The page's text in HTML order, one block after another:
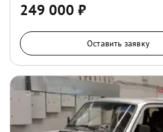
249 000 ₽
Оставить заявку